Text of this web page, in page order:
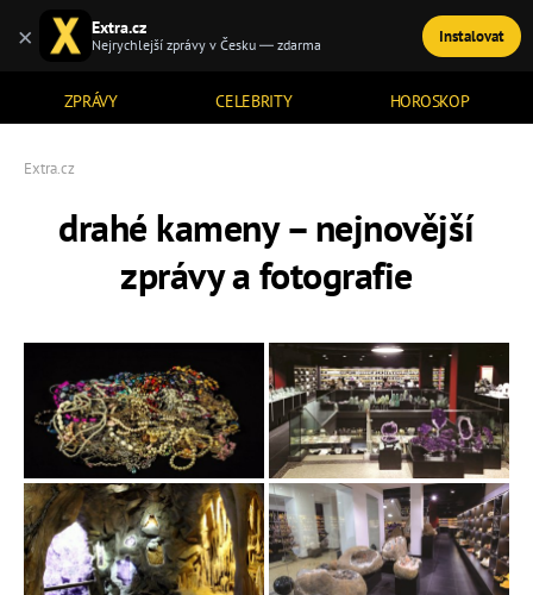
ZPRÁVY CELEBRITY HOROSKOP
TÉMATA
Extra.cz
drahé kameny – nejnovější
zprávy a fotografie
× Extra.cz
Nejrychlejší zprávy v Česku — zdarma Instalovat